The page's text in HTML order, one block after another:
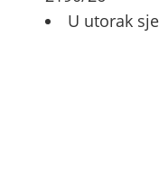
U utorak